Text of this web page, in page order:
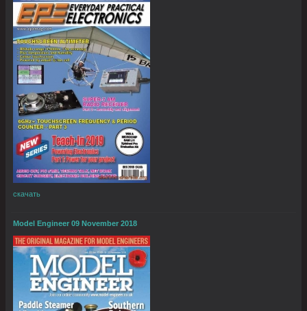
скачать
Model Engineer 09 November 2018